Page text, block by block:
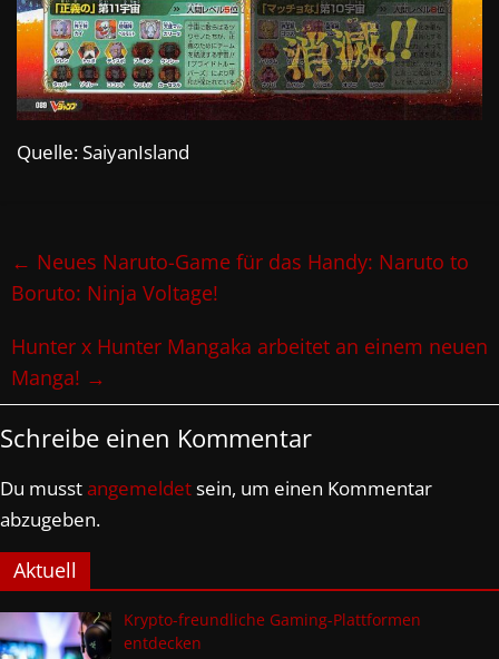
Quelle: SaiyanIsland
← Neues Naruto-Game für das Handy: Naruto to
Boruto: Ninja Voltage!
Hunter x Hunter Mangaka arbeitet an einem neuen
Manga! →
Schreibe einen Kommentar
Du musstangemeldetsein, um einen Kommentar
abzugeben.
Aktuell
Krypto-freundliche Gaming-Plattformen
entdecken